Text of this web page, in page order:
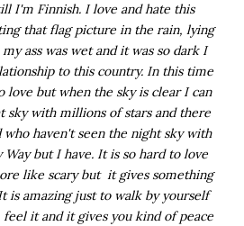
I'm Finnish. I love and hate this
that flag picture in the rain, lying
ass was wet and it was so dark I
to this country. In this time
love but when the sky is clear I can
sky with millions of stars and there
haven't seen the night sky with
but I have. It is so hard to love
like scary but it gives something
is amazing just to walk by yourself
it and it gives you kind of peace